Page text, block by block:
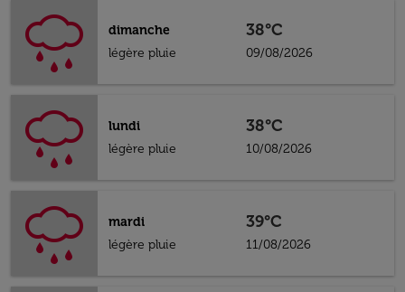
dimanche
légère pluie
38°C
09/08/2026
lundi
légère pluie
38°C
10/08/2026
mardi
légère pluie
39°C
11/08/2026